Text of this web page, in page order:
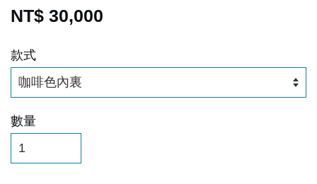
NT$ 30,000
款式
數量